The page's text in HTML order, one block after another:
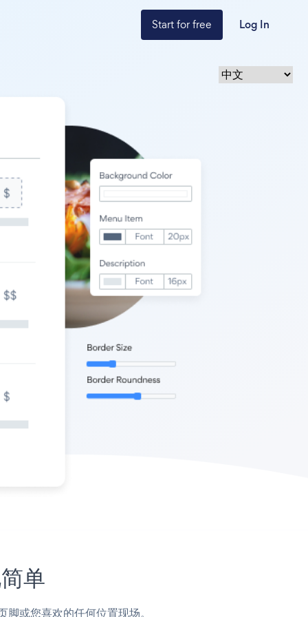
Start for free Log In
单
或您喜欢的任何位置现场。